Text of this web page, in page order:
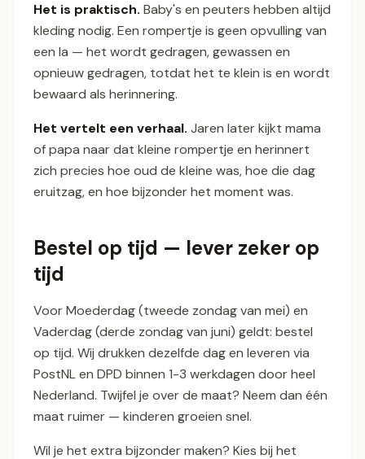
Het is praktisch. Baby's en peuters hebben altijd
kleding nodig. Een rompertje is geen opvulling van
een la — het wordt gedragen, gewassen en
opnieuw gedragen, totdat het te klein is en wordt
bewaard als herinnering.
Het vertelt een verhaal. Jaren later kijkt mama
of papa naar dat kleine rompertje en herinnert
zich precies hoe oud de kleine was, hoe die dag
eruitzag, en hoe bijzonder het moment was.
Bestel op tijd — lever zeker op
tijd
Voor Moederdag (tweede zondag van mei) en
Vaderdag (derde zondag van juni) geldt: bestel
op tijd. Wij drukken dezelfde dag en leveren via
PostNL en DPD binnen 1-3 werkdagen door heel
Nederland. Twijfel je over de maat? Neem dan één
maat ruimer — kinderen groeien snel.
Wil je het extra bijzonder maken? Kies bij het